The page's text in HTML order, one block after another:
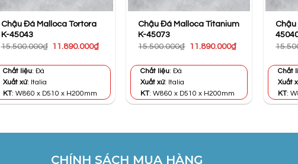
Chậu Đá Malloca Tortora
K-45043
15.500.000₫ Giá
11.890.000₫Giá
11.890.000₫.
Chất liệu: Đá
Xuất xứ: Italia
KT: W860 x D510 x H200mm
Chậu Đá Malloca Titanium
K-45073
15.500.000₫ Giá
11.890.000₫Giá
là:
11.890.000₫.
Chất liệu: Đá
Xuất xứ: Italia
KT: W860 x D510 x H200mm
Chất
Xuất
KT:
CHÍNH SÁCH MUA HÀNG